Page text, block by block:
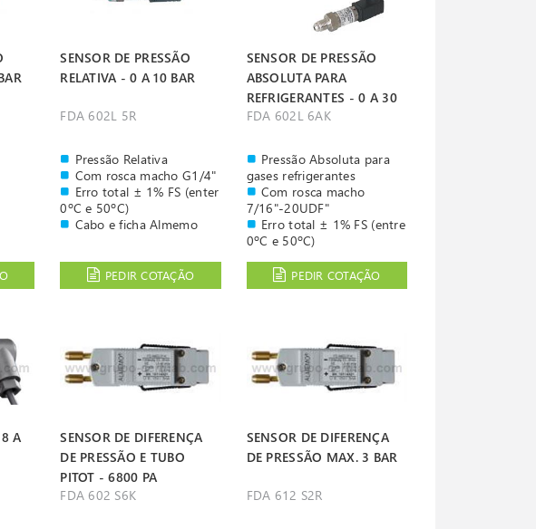
SENSOR DE PRESSÃO
RELATIVA - 0 A 10 BAR
FDA 602L 5R
Pressão Relativa
Com rosca macho G1/4"
Erro total ± 1% FS (enter
0ºC e 50ºC)
Cabo e ficha Almemo
PEDIR COTAÇÃO
SENSOR DE PRESSÃO
ABSOLUTA PARA
REFRIGERANTES - 0 A 30
BAR
FDA 602L 6AK
Pressão Absoluta para
gases refrigerantes
Com rosca macho
7/16"-20UDF"
Erro total ± 1% FS (entre
0ºC e 50ºC)
PEDIR COTAÇÃO
A
SENSOR DE DIFERENÇA
DE PRESSÃO E TUBO
PITOT - 6800 PA
FDA 602 S6K
SENSOR DE DIFERENÇA
DE PRESSÃO MAX. 3 BAR
FDA 612 S2R